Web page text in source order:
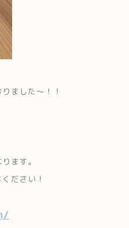
ました～！！
ます。
ださい！